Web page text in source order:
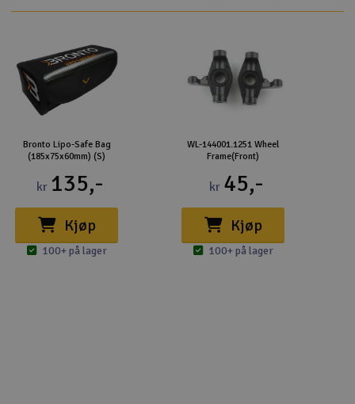
Bronto Lipo-Safe Bag
(185x75x60mm) (S)
kr 135,-
Kjøp
100+ på lager
WL-144001.1251 Wheel
Frame(Front)
kr 45,-
Kjøp
100+ på lager